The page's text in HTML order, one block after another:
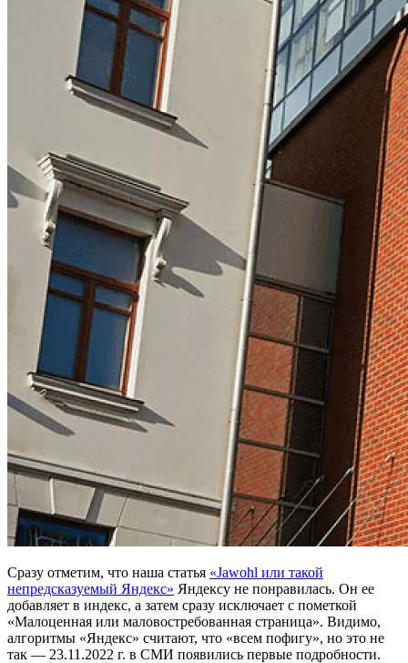
Сразу отметим, что наша статья «Jawohl или такой
непредсказуемый Яндекс» Яндексу не понравилась. Он ее
добавляет в индекс, а затем сразу исключает с пометкой
«Малоценная или маловостребованная страница». Видимо,
алгоритмы «Яндекс» считают, что «всем пофигу», но это не
так — 23.11.2022 г. в СМИ появились первые подробности.